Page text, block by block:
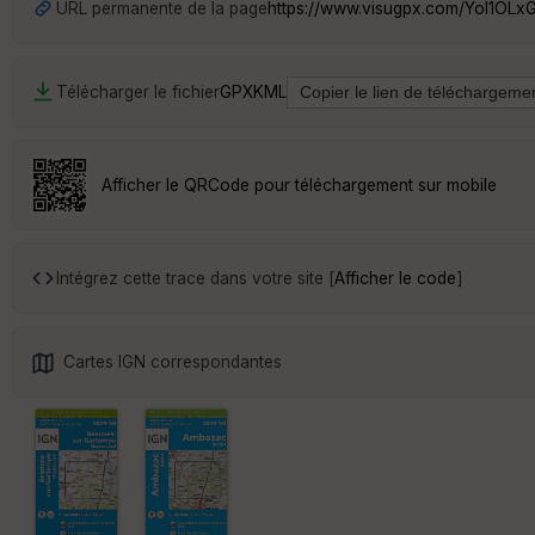
URL permanente de la pagehttps://www.visugpx.com/
Télécharger le fichierGPXKML
Afficher le QRCode pour téléchargement sur mobile
Intégrez cette trace dans votre site [Afficher le code]
Cartes IGN correspondantes